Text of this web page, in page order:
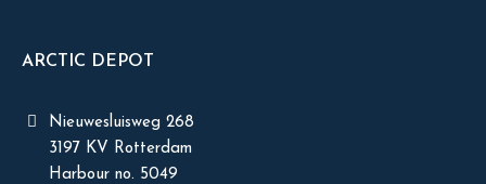
ARCTIC DEPOT
Nieuwesluisweg 268
3197 KV Rotterdam
Harbour no. 5049